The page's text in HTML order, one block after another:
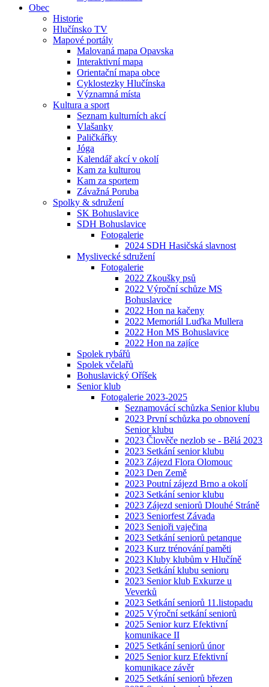
Obec
Historie
Hlučínsko TV
Mapové portály
Malovaná mapa Opavska
Interaktivní mapa
Orientační mapa obce
Cyklostezky Hlučínska
Významná místa
Kultura a sport
Seznam kulturních akcí
Vlašanky
Paličkářky
Jóga
Kalendář akcí v okolí
Kam za kulturou
Kam za sportem
Závažná Poruba
Spolky & sdružení
SK Bohuslavice
SDH Bohuslavice
Fotogalerie
2024 SDH Hasičská slavnost
Myslivecké sdružení
Fotogalerie
2022 Zkoušky psů
2022 Výroční schůze MS
Bohuslavice
2022 Hon na kačeny
2022 Memoriál Luďka Mullera
2022 Hon MS Bohuslavice
2022 Hon na zajíce
Spolek rybářů
Spolek včelařů
Bohuslavický Oříšek
Senior klub
Fotogalerie 2023-2025
Seznamovácí schůzka Senior klubu
2023 První schůzka po obnovení
Senior klubu
2023 Člověče nezlob se - Bělá 2023
2023 Setkání senior klubu
2023 Zájezd Flora Olomouc
2023 Den Země
2023 Poutní zájezd Brno a okolí
2023 Setkání senior klubu
2023 Zájezd seniorů Dlouhé Stráně
2023 Seniorfest Závada
2023 Senioři vaječina
2023 Setkání seniorů petanque
2023 Kurz trénování paměti
2023 Kluby klubům v Hlučíně
2023 Setkání klubu senioru
2023 Senior klub Exkurze u
Veverků
2023 Setkání seniorů 11.listopadu
2025 Výroční setkání seniorů
2025 Senior kurz Efektivní
komunikace II
2025 Setkání seniorů únor
2025 Senior kurz Efektivní
komunikace závěr
2025 Setkání seniorů březen